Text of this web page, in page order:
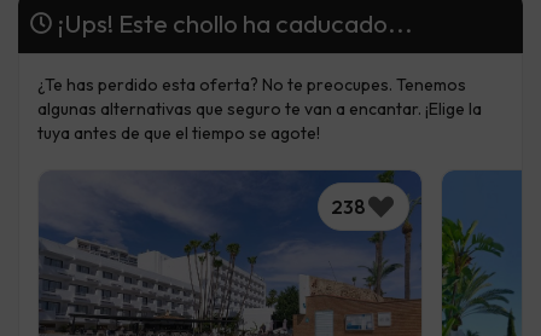
¡Ups! Este chollo ha caducado...
¿Te has perdido esta oferta? No te preocupes. Tenemos
algunas alternativas que seguro te van a encantar. ¡Elige la
tuya antes de que el tiempo se agote!
238